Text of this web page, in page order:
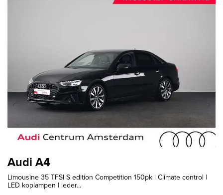
Audi A4
Limousine 35 TFSI S edition Competition 150pk | Climate control |
LED koplampen | leder...